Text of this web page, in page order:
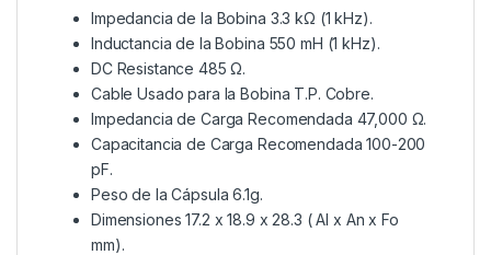
Impedancia de la Bobina 3.3 kΩ (1 kHz).
Inductancia de la Bobina 550 mH (1 kHz).
DC Resistance 485 Ω.
Cable Usado para la Bobina T.P. Cobre.
Impedancia de Carga Recomendada 47,000 Ω.
Capacitancia de Carga Recomendada 100-200
pF.
Peso de la Cápsula 6.1g.
Dimensiones 17.2 x 18.9 x 28.3 ( Al x An x Fo
mm).